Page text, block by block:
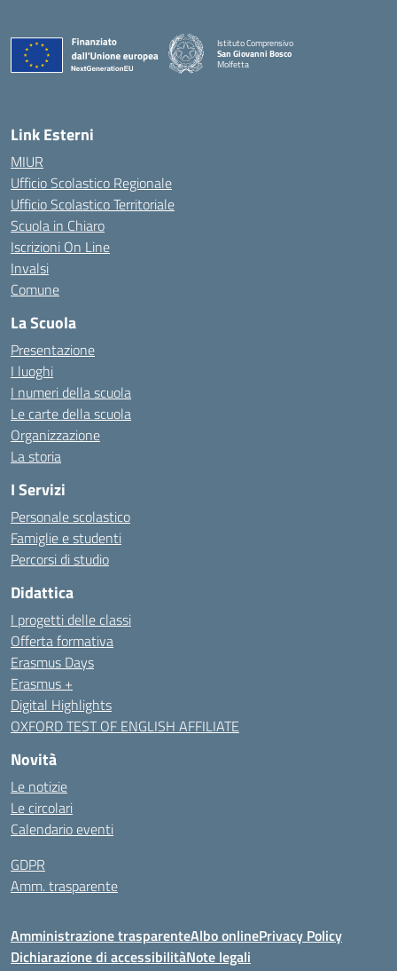
Istituto Comprensivo
San Giovanni Bosco
Molfetta
Link Esterni
MIUR
Ufficio Scolastico Regionale
Ufficio Scolastico Territoriale
Scuola in Chiaro
Iscrizioni On Line
Invalsi
Comune
La Scuola
Presentazione
I luoghi
I numeri della scuola
Le carte della scuola
Organizzazione
La storia
I Servizi
Personale scolastico
Famiglie e studenti
Percorsi di studio
Didattica
I progetti delle classi
Offerta formativa
Erasmus Days
Erasmus +
Digital Highlights
OXFORD TEST OF ENGLISH AFFILIATE
Novità
Le notizie
Le circolari
Calendario eventi
GDPR
Amm. trasparente
Amministrazione trasparenteAlbo onlinePrivacy Policy
Dichiarazione di accessibilitàNote legali